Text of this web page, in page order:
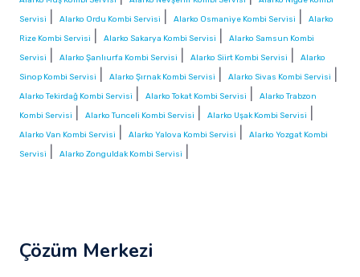
Servisi
Alarko Ordu Kombi Servisi Alarko Osmaniye Kombi Servisi
Alarko
Rize Kombi Servisi
Alarko Sakarya Kombi Servisi
Alarko Samsun Kombi
Servisi
Alarko Şanlıurfa Kombi Servisi Alarko Siirt Kombi Servisi
Alarko
Sinop Kombi Servisi
Alarko Şırnak Kombi Servisi Alarko Sivas Kombi Servisi
Alarko Tekirdağ Kombi Servisi Alarko Tokat Kombi Servisi
Alarko Trabzon
Kombi Servisi
Alarko Tunceli Kombi Servisi Alarko Uşak Kombi Servisi
Alarko Van Kombi Servisi Alarko Yalova Kombi Servisi
Alarko Yozgat Kombi
Servisi
Alarko Zonguldak Kombi Servisi
Çözüm Merkezi